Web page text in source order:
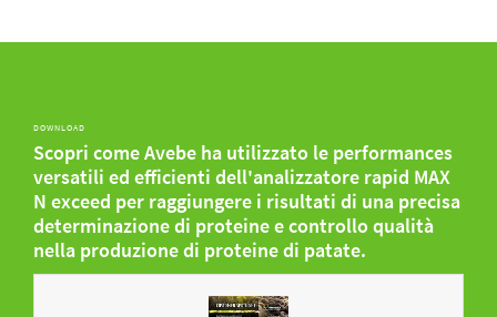
DOWNLOAD
Scopri come Avebe ha utilizzato le performances
versatili ed efficienti dell'analizzatore rapid MAX
N exceed per raggiungere i risultati di una precisa
determinazione di proteine e controllo qualità
nella produzione di proteine di patate.